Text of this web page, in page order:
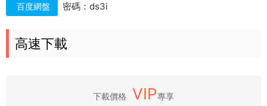
百度網盤 密碼：ds3i
高速下載
下載價格 VIP專享